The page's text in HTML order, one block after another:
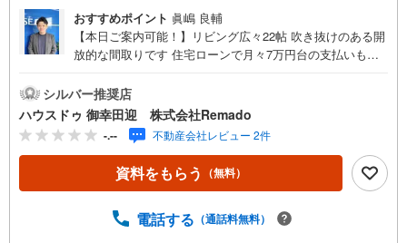
おすすめポイント 眞嶋 良輔
【本日ご案内可能！】リビング広々22帖 吹き抜けのある開
放的な間取りです 住宅ローンで月々7万円台の支払いも可
買うか」で、不動産購入の満足度は変わります家探しは、
物件探し以上に「パートナー選び」が重要！熊本エリアを
知り尽くした私たちが、物件探しから資金計画、引き渡し
までトータルサポートします 【購入総額の限界へ挑戦】売
主様への価格交渉も弊社の得意分野です！さらにオプショ
ン費用（エアコン、網戸、太陽光等）もお客様に代わり相
と安く買えるのでは？そんな悩みは当社が解決します他社
シルバー推奨店
ハウスドゥ 御幸田迎 株式会社Remado
-.-- 不動産会社レビュー 2件
資料をもらう （無料）
電話する （通話料無料）